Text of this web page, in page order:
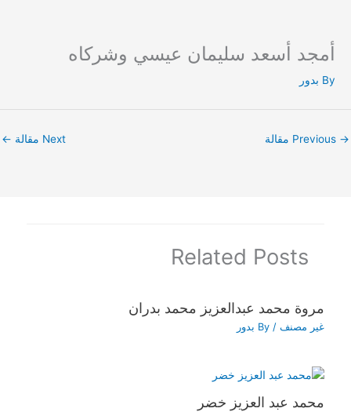
content
أمجد أسعد سليمان عيسي وشركاه
By بدور
→ Next مقالة ←
Related Posts
مروة محمد عبدالعزيز محمد بدران
غير مصنف / By بدور
محمد عبد العزيز خضر